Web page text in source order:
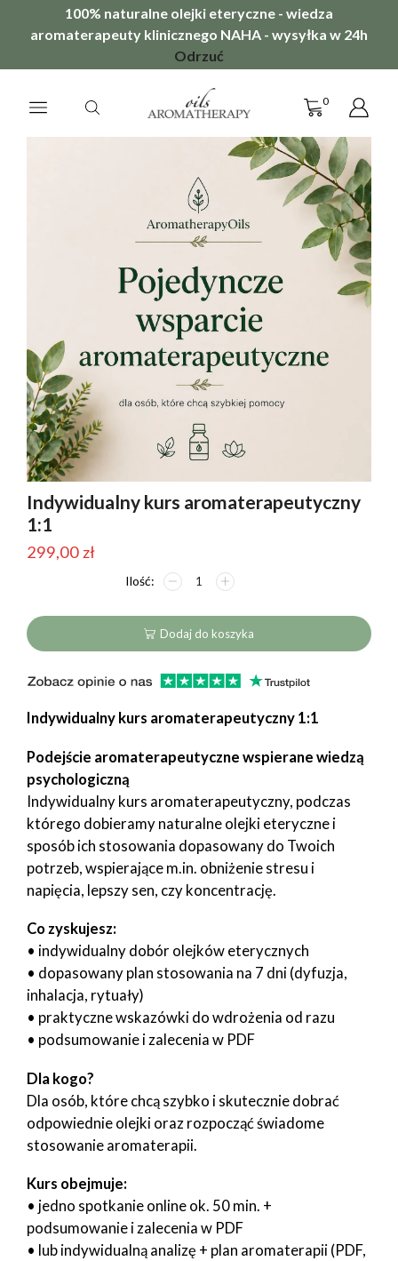
100% naturalne olejki eteryczne - wiedza
aromaterapeuty klinicznego NAHA - wysyłka w 24h
Odrzuć
0
Indywidualny kurs aromaterapeutyczny
1:1
299,00 zł
ilość
Indywidualny
kurs
aromaterapeutyczny
1:1
Dodaj do koszyka
Indywidualny kurs aromaterapeutyczny 1:1
Podejście aromaterapeutyczne wspierane wiedzą
psychologiczną
Indywidualny kurs aromaterapeutyczny, podczas
którego dobieramy naturalne olejki eteryczne i
sposób ich stosowania dopasowany do Twoich
potrzeb, wspierające m.in. obniżenie stresu i
napięcia, lepszy sen, czy koncentrację.
Co zyskujesz:
• indywidualny dobór olejków eterycznych
• dopasowany plan stosowania na 7 dni (dyfuzja,
inhalacja, rytuały)
• praktyczne wskazówki do wdrożenia od razu
• podsumowanie i zalecenia w PDF
Dla kogo?
Dla osób, które chcą szybko i skutecznie dobrać
odpowiednie olejki oraz rozpocząć świadome
stosowanie aromaterapii.
Kurs obejmuje:
• jedno spotkanie online ok. 50 min. +
podsumowanie i zalecenia w PDF
• lub indywidualną analizę + plan aromaterapii (PDF,